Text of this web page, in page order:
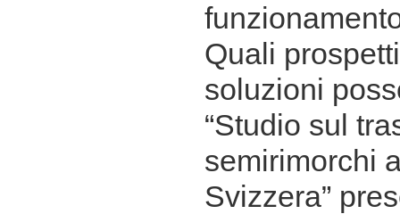
Quali
soluzioni
“Studio sul
semirimorchi
Svizzera”